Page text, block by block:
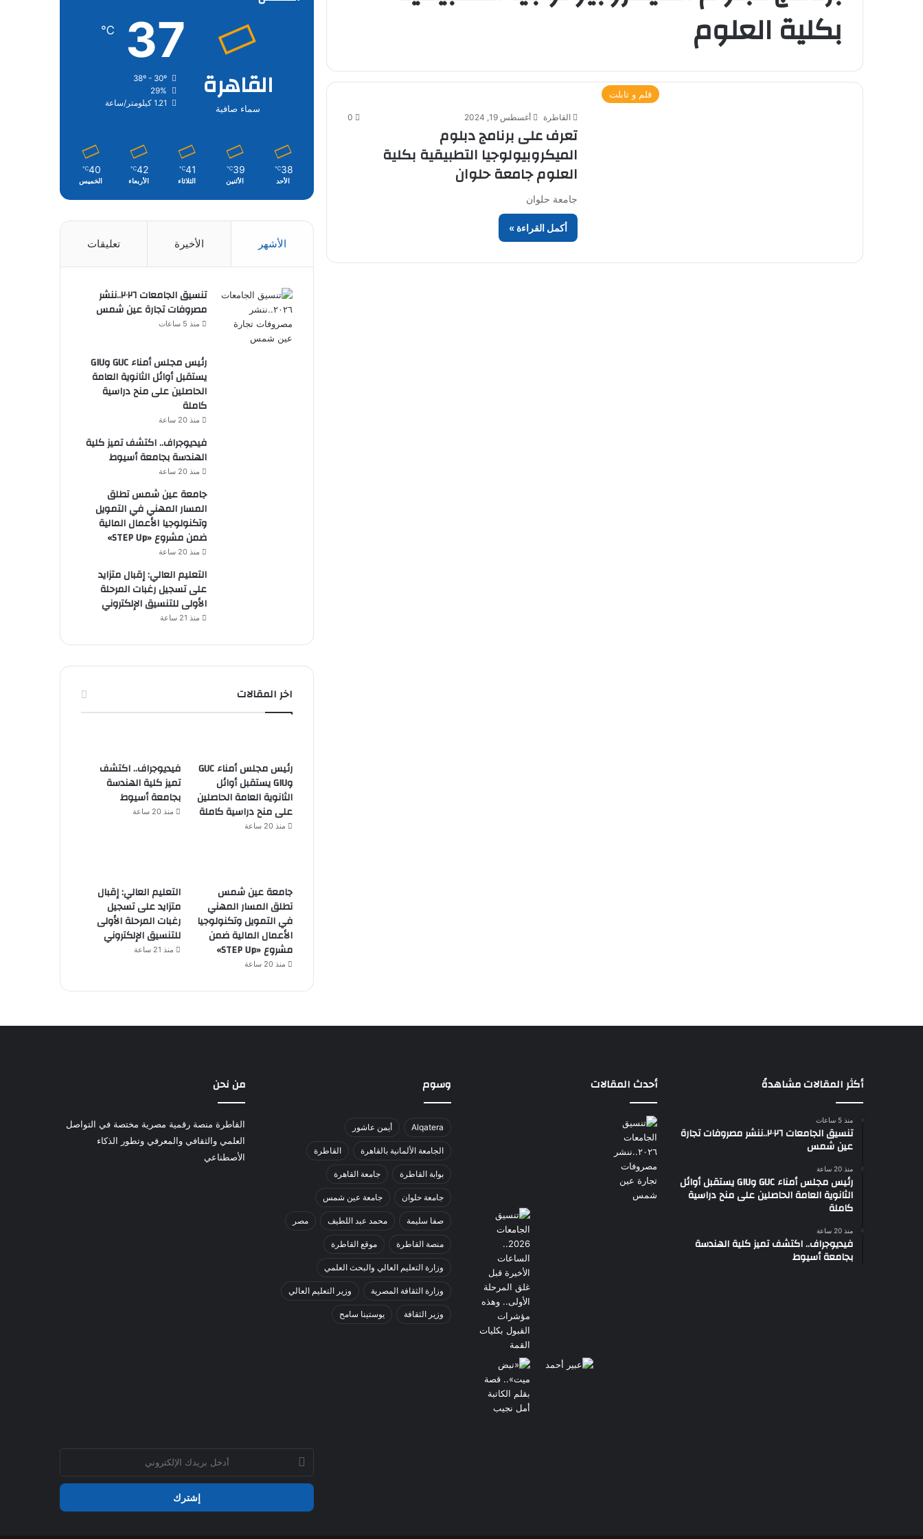
بكلية العلوم
قلم و تابلت
القاطرة أغسطس 19, 2024 0
تعرف على برنامج دبلوم
الميكروبيولوجيا التطبيقية بكلية
العلوم جامعة حلوان
جامعة حلوان
أكمل القراءة »
القاهرة
سماء صافية
37
℃
38º - 30º
29%
1.21 كيلومتر/ساعة
38
℃
الأحد
39
℃
الأثنين
41
℃
الثلاثاء
42
℃
الأربعاء
40
℃
الخميس
الأشهر الأخيرة تعليقات
تنسيق الجامعات ٢٠٢٦..ننشر
مصروفات تجارة عين شمس
منذ 5 ساعات
رئيس مجلس أمناء GUC وGIU
يستقبل أوائل الثانوية العامة
الحاصلين على منح دراسية
كاملة
منذ 20 ساعة
فيديوجراف.. اكتشف تميز كلية
الهندسة بجامعة أسيوط
منذ 20 ساعة
جامعة عين شمس تطلق
المسار المهني في التمويل
وتكنولوجيا الأعمال المالية
ضمن مشروع «STEP Up»
منذ 20 ساعة
التعليم العالي: إقبال متزايد
على تسجيل رغبات المرحلة
الأولى للتنسيق الإلكتروني
منذ 21 ساعة
اخر المقالات
رئيس مجلس أمناء GUC
وGIU يستقبل أوائل
الثانوية العامة الحاصلين
على منح دراسية كاملة
منذ 20 ساعة
فيديوجراف.. اكتشف
تميز كلية الهندسة
بجامعة أسيوط
منذ 20 ساعة
جامعة عين شمس
تطلق المسار المهني
في التمويل وتكنولوجيا
الأعمال المالية ضمن
مشروع «STEP Up»
منذ 20 ساعة
التعليم العالي: إقبال
متزايد على تسجيل
رغبات المرحلة الأولى
للتنسيق الإلكتروني
منذ 21 ساعة
أكثر المقالات مشاهدةً
منذ 5 ساعات
تنسيق الجامعات ٢٠٢٦..ننشر مصروفات تجارة
عين شمس
منذ 20 ساعة
رئيس مجلس أمناء GUC وGIU يستقبل أوائل
الثانوية العامة الحاصلين على منح دراسية
كاملة
منذ 20 ساعة
فيديوجراف.. اكتشف تميز كلية الهندسة
بجامعة أسيوط
أحدث المقالات وسوم
Alqatera أيمن عاشور
الجامعة الألمانية بالقاهرة القاطرة
بوابة القاطرة جامعة القاهرة
جامعة حلوان جامعة عين شمس
صفا سليمة محمد عبد اللطيف مصر
منصة القاطرة موقع القاطرة
وزارة التعليم العالي والبحث العلمي
وزارة الثقافة المصرية وزير التعليم العالي
وزير الثقافة يوستينا سامح
من نحن
القاطرة منصة رقمية مصرية مختصة في التواصل
العلمي والثقافي والمعرفي وتطور الذكاء
الأصطناعي
بريدك
الإلكتروني